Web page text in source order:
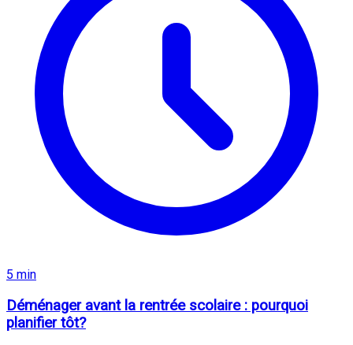
5 min
Déménager avant la rentrée scolaire : pourquoi
planifier tôt?